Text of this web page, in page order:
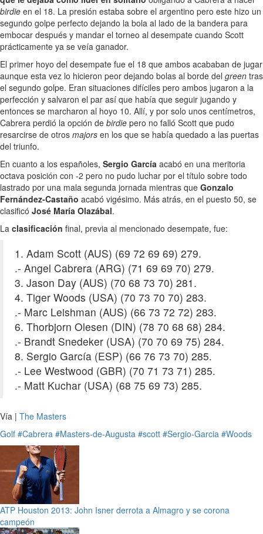
birdie en el 18. La presión estaba sobre el argentino pero este hizo un
segundo golpe perfecto dejando la bola al lado de la bandera para
embocar después y mandar el torneo al desempate cuando Scott
prácticamente ya se veía ganador.
El primer hoyo del desempate fue el 18 que ambos acababan de jugar
aunque esta vez lo hicieron peor dejando bolas al borde del green tras
el segundo golpe. Eran situaciones difíciles pero ambos jugaron a la
perfección y salvaron el par así que había que seguir jugando y
entonces se marcharon al hoyo 10. Allí, y por solo unos centímetros,
Cabrera perdió la opción de birdie pero no falló Scott que pudo
resarcirse de otros majors en los que se había quedado a las puertas
del triunfo.
En cuanto a los españoles, Sergio García acabó en una meritoria
octava posición con -2 pero no pudo luchar por el título sobre todo
lastrado por una mala segunda jornada mientras que Gonzalo
Fernández-Castaño acabó vigésimo. Más atrás, en el puesto 50, se
clasificó José María Olazábal.
La clasificación final, previa al mencionado desempate, fue:
1. Adam Scott (AUS) (69 72 69 69) 279.
.- Angel Cabrera (ARG) (71 69 69 70) 279.
3. Jason Day (AUS) (70 68 73 70) 281.
4. Tiger Woods (USA) (70 73 70 70) 283.
.- Marc Leishman (AUS) (66 73 72 72) 283.
6. Thorbjorn Olesen (DIN) (78 70 68 68) 284.
.- Brandt Snedeker (USA) (70 70 69 75) 284.
8. Sergio García (ESP) (66 76 73 70) 285.
.- Lee Westwood (GBR) (70 71 73 71) 285.
.- Matt Kuchar (USA) (68 75 69 73) 285.
Vía | The Masters
Golf #Cabrera #Masters-de-Augusta #scott #Sergio-Garcia #Woods
ATP Houston 2013: John Isner derrota a Almagro y se corona
campeón